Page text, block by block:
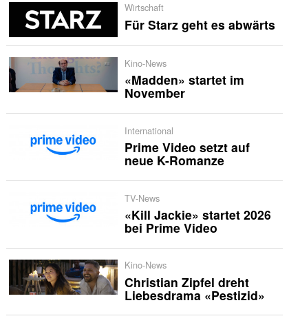
Wirtschaft
Für Starz geht es abwärts
Kino-News
«Madden» startet im
November
International
Prime Video setzt auf
neue K-Romanze
TV-News
«Kill Jackie» startet 2026
bei Prime Video
Kino-News
Christian Zipfel dreht
Liebesdrama «Pestizid»